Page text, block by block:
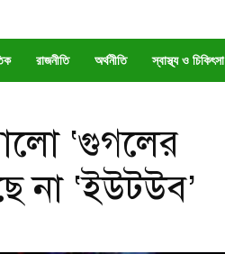
রাজনীতি অর্থনীতি স্বাস্থ্য ও চিকিৎসা
‘গুগলের
না ‘ইউটউব’